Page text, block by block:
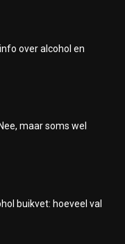
over alcohol en
maar soms wel
buikvet: hoeveel val